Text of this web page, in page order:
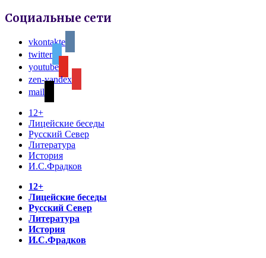
Социальные сети
vkontakte
twitter
youtube
zen-yandex
mail
12+
Лицейские беседы
Русский Север
Литература
История
И.С.Фрадков
12+
Лицейские беседы
Русский Север
Литература
История
И.С.Фрадков